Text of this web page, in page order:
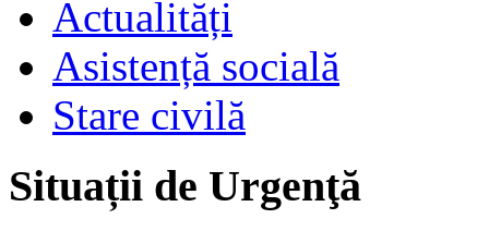
Actualități
Asistență socială
Stare civilă
Situații de Urgenţă